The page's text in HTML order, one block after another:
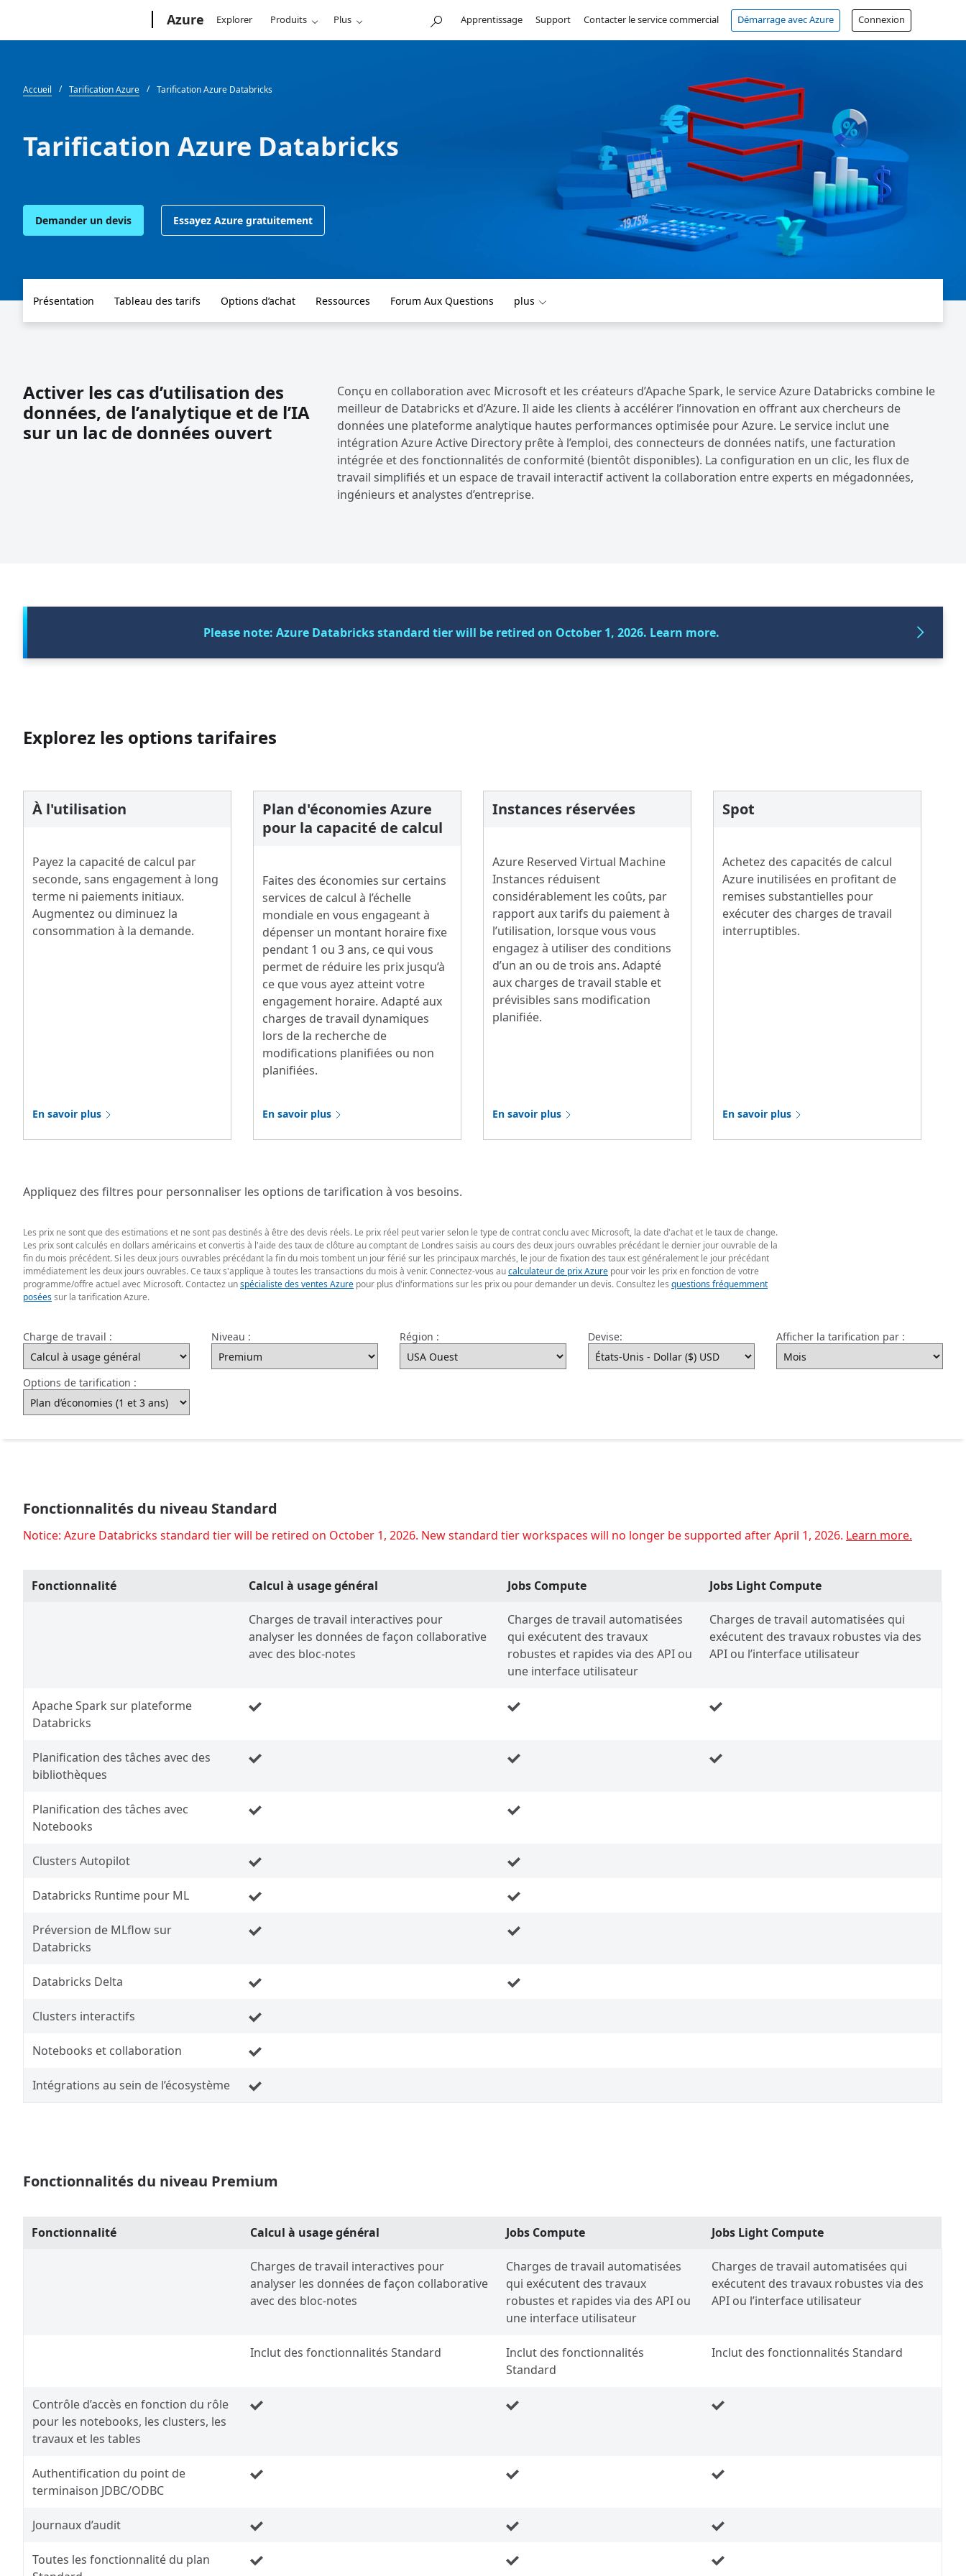
Azure Explorer Produits Plus Apprentissage Support Contacter le service commercial Démarrage avec Azure Connexion
Accueil Tarification Azure Tarification Azure Databricks
Tarification Azure Databricks
Demander un devis Essayez Azure gratuitement
Présentation Tableau des tarifs Options d’achat Ressources Forum Aux Questions plus
Activer les cas d’utilisation des
données, de l’analytique et de l’IA
sur un lac de données ouvert
Conçu en collaboration avec Microsoft et les créateurs d’Apache Spark, le service Azure Databricks combine le
meilleur de Databricks et d’Azure. Il aide les clients à accélérer l’innovation en offrant aux chercheurs de
données une plateforme analytique hautes performances optimisée pour Azure. Le service inclut une
intégration Azure Active Directory prête à l’emploi, des connecteurs de données natifs, une facturation
intégrée et des fonctionnalités de conformité (bientôt disponibles). La configuration en un clic, les flux de
travail simplifiés et un espace de travail interactif activent la collaboration entre experts en mégadonnées,
ingénieurs et analystes d’entreprise.
Please note: Azure Databricks standard tier will be retired on October 1, 2026. Learn more.
Explorez les options tarifaires
À l'utilisation
Payez la capacité de calcul par
seconde, sans engagement à long
terme ni paiements initiaux.
Augmentez ou diminuez la
consommation à la demande.
En savoir plus
Plan d'économies Azure
pour la capacité de calcul
Faites des économies sur certains
services de calcul à l’échelle
mondiale en vous engageant à
dépenser un montant horaire fixe
pendant 1 ou 3 ans, ce qui vous
permet de réduire les prix jusqu’à
ce que vous ayez atteint votre
engagement horaire. Adapté aux
charges de travail dynamiques
lors de la recherche de
modifications planifiées ou non
planifiées.
En savoir plus
Instances réservées
Azure Reserved Virtual Machine
Instances réduisent
considérablement les coûts, par
rapport aux tarifs du paiement à
l’utilisation, lorsque vous vous
engagez à utiliser des conditions
d’un an ou de trois ans. Adapté
aux charges de travail stable et
prévisibles sans modification
planifiée.
En savoir plus
Spot
Achetez des capacités de calcul
Azure inutilisées en profitant de
remises substantielles pour
exécuter des charges de travail
interruptibles.
En savoir plus
Appliquez des filtres pour personnaliser les options de tarification à vos besoins.
Les prix ne sont que des estimations et ne sont pas destinés à être des devis réels. Le prix réel peut varier selon le type de contrat conclu avec Microsoft, la date d'achat et le taux de change.
Les prix sont calculés en dollars américains et convertis à l'aide des taux de clôture au comptant de Londres saisis au cours des deux jours ouvrables précédant le dernier jour ouvrable de la
fin du mois précédent. Si les deux jours ouvrables précédant la fin du mois tombent un jour férié sur les principaux marchés, le jour de fixation des taux est généralement le jour précédant
immédiatement les deux jours ouvrables. Ce taux s'applique à toutes les transactions du mois à venir. Connectez-vous aucalculateur de prix Azure pour voir les prix en fonction de votre
programme/offre actuel avec Microsoft. Contactez unspécialiste des ventes Azure pour plus d'informations sur les prix ou pour demander un devis. Consultez les questions fréquemment
poséessur la tarification Azure.
Charge de travail : Niveau : Région : Devise: Afficher la tarification par :
Options de tarification :
Fonctionnalités du niveau Standard
Notice: Azure Databricks standard tier will be retired on October 1, 2026. New standard tier workspaces will no longer be supported after April 1, 2026. Learn more.
Fonctionnalité Calcul à usage général Jobs Compute Jobs Light Compute
Charges de travail interactives pour
analyser les données de façon collaborative
avec des bloc-notes
Charges de travail automatisées
qui exécutent des travaux
robustes et rapides via des API ou
une interface utilisateur
Charges de travail automatisées qui
exécutent des travaux robustes via des
API ou l’interface utilisateur
Apache Spark sur plateforme
Databricks
Planification des tâches avec des
bibliothèques
Planification des tâches avec
Notebooks
Clusters Autopilot
Databricks Runtime pour ML
Préversion de MLflow sur
Databricks
Databricks Delta
Clusters interactifs
Notebooks et collaboration
Intégrations au sein de l’écosystème
Fonctionnalités du niveau Premium
Fonctionnalité Calcul à usage général Jobs Compute Jobs Light Compute
Charges de travail interactives pour
analyser les données de façon collaborative
avec des bloc-notes
Charges de travail automatisées
qui exécutent des travaux
robustes et rapides via des API ou
une interface utilisateur
Charges de travail automatisées qui
exécutent des travaux robustes via des
API ou l’interface utilisateur
Inclut des fonctionnalités Standard
Inclut des fonctionnalités
Standard
Inclut des fonctionnalités Standard
Contrôle d’accès en fonction du rôle
pour les notebooks, les clusters, les
travaux et les tables
Authentification du point de
terminaison JDBC/ODBC
Journaux d’audit
Toutes les fonctionnalité du plan